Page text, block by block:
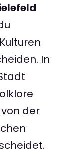
In
der